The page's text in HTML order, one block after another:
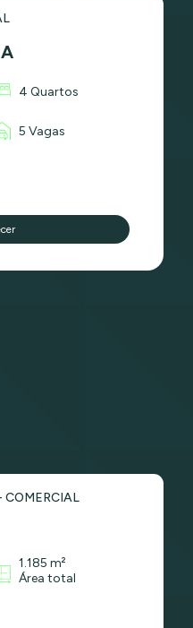
4 Quartos
5 Vagas
COMERCIAL
1.185 m²
Área total